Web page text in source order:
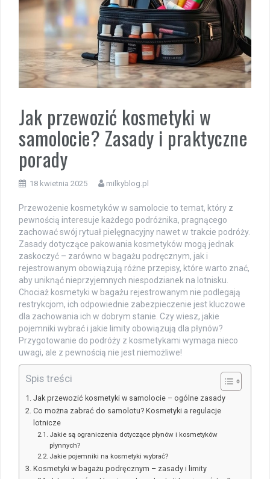
Jak przewozić kosmetyki w
samolocie? Zasady i praktyczne
porady
18 kwietnia 2025 milkyblog.pl
Przewożenie kosmetyków w samolocie to temat, który z
pewnością interesuje każdego podróżnika, pragnącego
zachować swój rytuał pielęgnacyjny nawet w trakcie podróży.
Zasady dotyczące pakowania kosmetyków mogą jednak
zaskoczyć – zarówno w bagażu podręcznym, jak i
rejestrowanym obowiązują różne przepisy, które warto znać,
aby uniknąć nieprzyjemnych niespodzianek na lotnisku.
Chociaż kosmetyki w bagażu rejestrowanym nie podlegają
restrykcjom, ich odpowiednie zabezpieczenie jest kluczowe
dla zachowania ich w dobrym stanie. Czy wiesz, jakie
pojemniki wybrać i jakie limity obowiązują dla płynów?
Przygotowanie do podróży z kosmetykami wymaga nieco
uwagi, ale z pewnością nie jest niemożliwe!
Spis treści
Jak przewozić kosmetyki w samolocie – ogólne zasady
Co można zabrać do samolotu? Kosmetyki a regulacje
lotnicze
Jakie są ograniczenia dotyczące płynów i kosmetyków
płynnych?
Jakie pojemniki na kosmetyki wybrać?
Kosmetyki w bagażu podręcznym – zasady i limity